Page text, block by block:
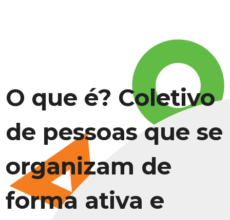
O que é? Coletivo
de pessoas que se
organizam de
forma ativa e